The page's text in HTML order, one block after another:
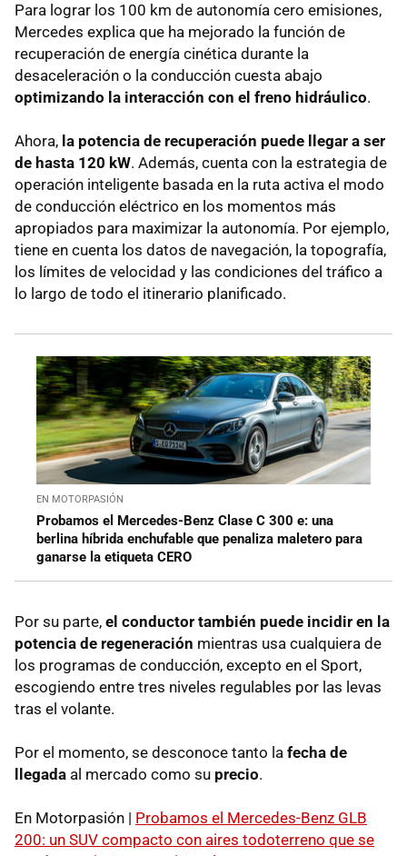
Para lograr los 100 km de autonomía cero emisiones,
Mercedes explica que ha mejorado la función de
recuperación de energía cinética durante la
desaceleración o la conducción cuesta abajo
optimizando la interacción con el freno hidráulico.
Ahora, la potencia de recuperación puede llegar a ser
de hasta 120 kW. Además, cuenta con la estrategia de
operación inteligente basada en la ruta activa el modo
de conducción eléctrico en los momentos más
apropiados para maximizar la autonomía. Por ejemplo,
tiene en cuenta los datos de navegación, la topografía,
los límites de velocidad y las condiciones del tráfico a
lo largo de todo el itinerario planificado.
EN MOTORPASIÓN
Probamos el Mercedes-Benz Clase C 300 e: una
berlina híbrida enchufable que penaliza maletero para
ganarse la etiqueta CERO
Por su parte, el conductor también puede incidir en la
potencia de regeneración mientras usa cualquiera de
los programas de conducción, excepto en el Sport,
escogiendo entre tres niveles regulables por las levas
tras el volante.
Por el momento, se desconoce tanto la fecha de
llegada al mercado como su precio.
En Motorpasión | Probamos el Mercedes-Benz GLB
200: un SUV compacto con aires todoterreno que se